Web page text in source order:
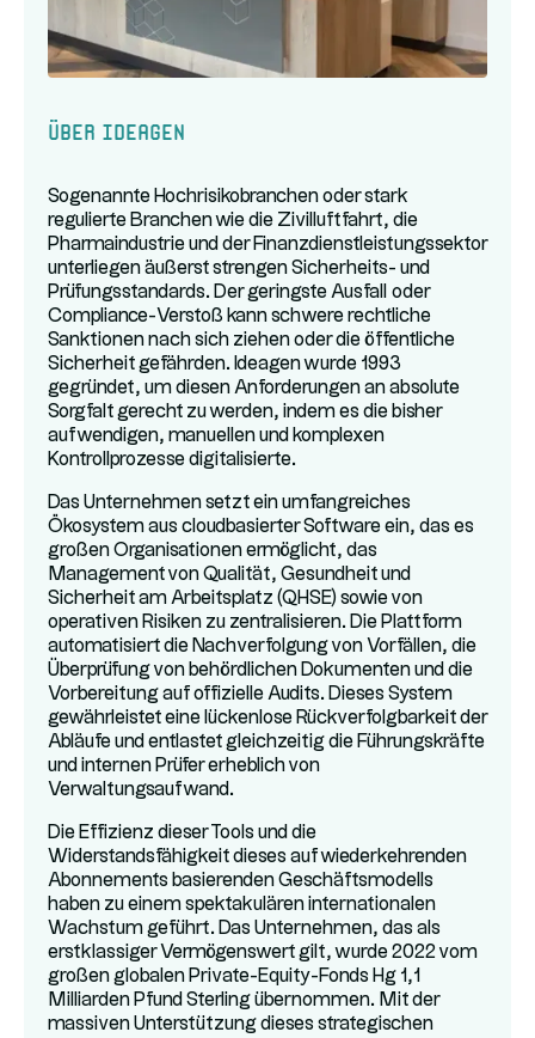
Über Ideagen
Sogenannte Hochrisikobranchen oder stark
regulierte Branchen wie die Zivilluftfahrt, die
Pharmaindustrie und der Finanzdienstleistungssektor
unterliegen äußerst strengen Sicherheits- und
Prüfungsstandards. Der geringste Ausfall oder
Compliance-Verstoß kann schwere rechtliche
Sanktionen nach sich ziehen oder die öffentliche
Sicherheit gefährden. Ideagen wurde 1993
gegründet, um diesen Anforderungen an absolute
Sorgfalt gerecht zu werden, indem es die bisher
aufwendigen, manuellen und komplexen
Kontrollprozesse digitalisierte.
Das Unternehmen setzt ein umfangreiches
Ökosystem aus cloudbasierter Software ein, das es
großen Organisationen ermöglicht, das
Management von Qualität, Gesundheit und
Sicherheit am Arbeitsplatz (QHSE) sowie von
operativen Risiken zu zentralisieren. Die Plattform
automatisiert die Nachverfolgung von Vorfällen, die
Überprüfung von behördlichen Dokumenten und die
Vorbereitung auf offizielle Audits. Dieses System
gewährleistet eine lückenlose Rückverfolgbarkeit der
Abläufe und entlastet gleichzeitig die Führungskräfte
und internen Prüfer erheblich von
Verwaltungsaufwand.
Die Effizienz dieser Tools und die
Widerstandsfähigkeit dieses auf wiederkehrenden
Abonnements basierenden Geschäftsmodells
haben zu einem spektakulären internationalen
Wachstum geführt. Das Unternehmen, das als
erstklassiger Vermögenswert gilt, wurde 2022 vom
großen globalen Private-Equity-Fonds Hg 1,1
Milliarden Pfund Sterling übernommen. Mit der
massiven Unterstützung dieses strategischen